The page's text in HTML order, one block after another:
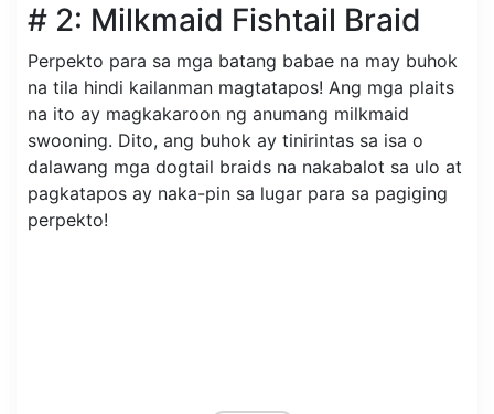
# 2: Milkmaid Fishtail Braid
Perpekto para sa mga batang babae na may buhok
na tila hindi kailanman magtatapos! Ang mga plaits
na ito ay magkakaroon ng anumang milkmaid
swooning. Dito, ang buhok ay tinirintas sa isa o
dalawang mga dogtail braids na nakabalot sa ulo at
pagkatapos ay naka-pin sa lugar para sa pagiging
perpekto!